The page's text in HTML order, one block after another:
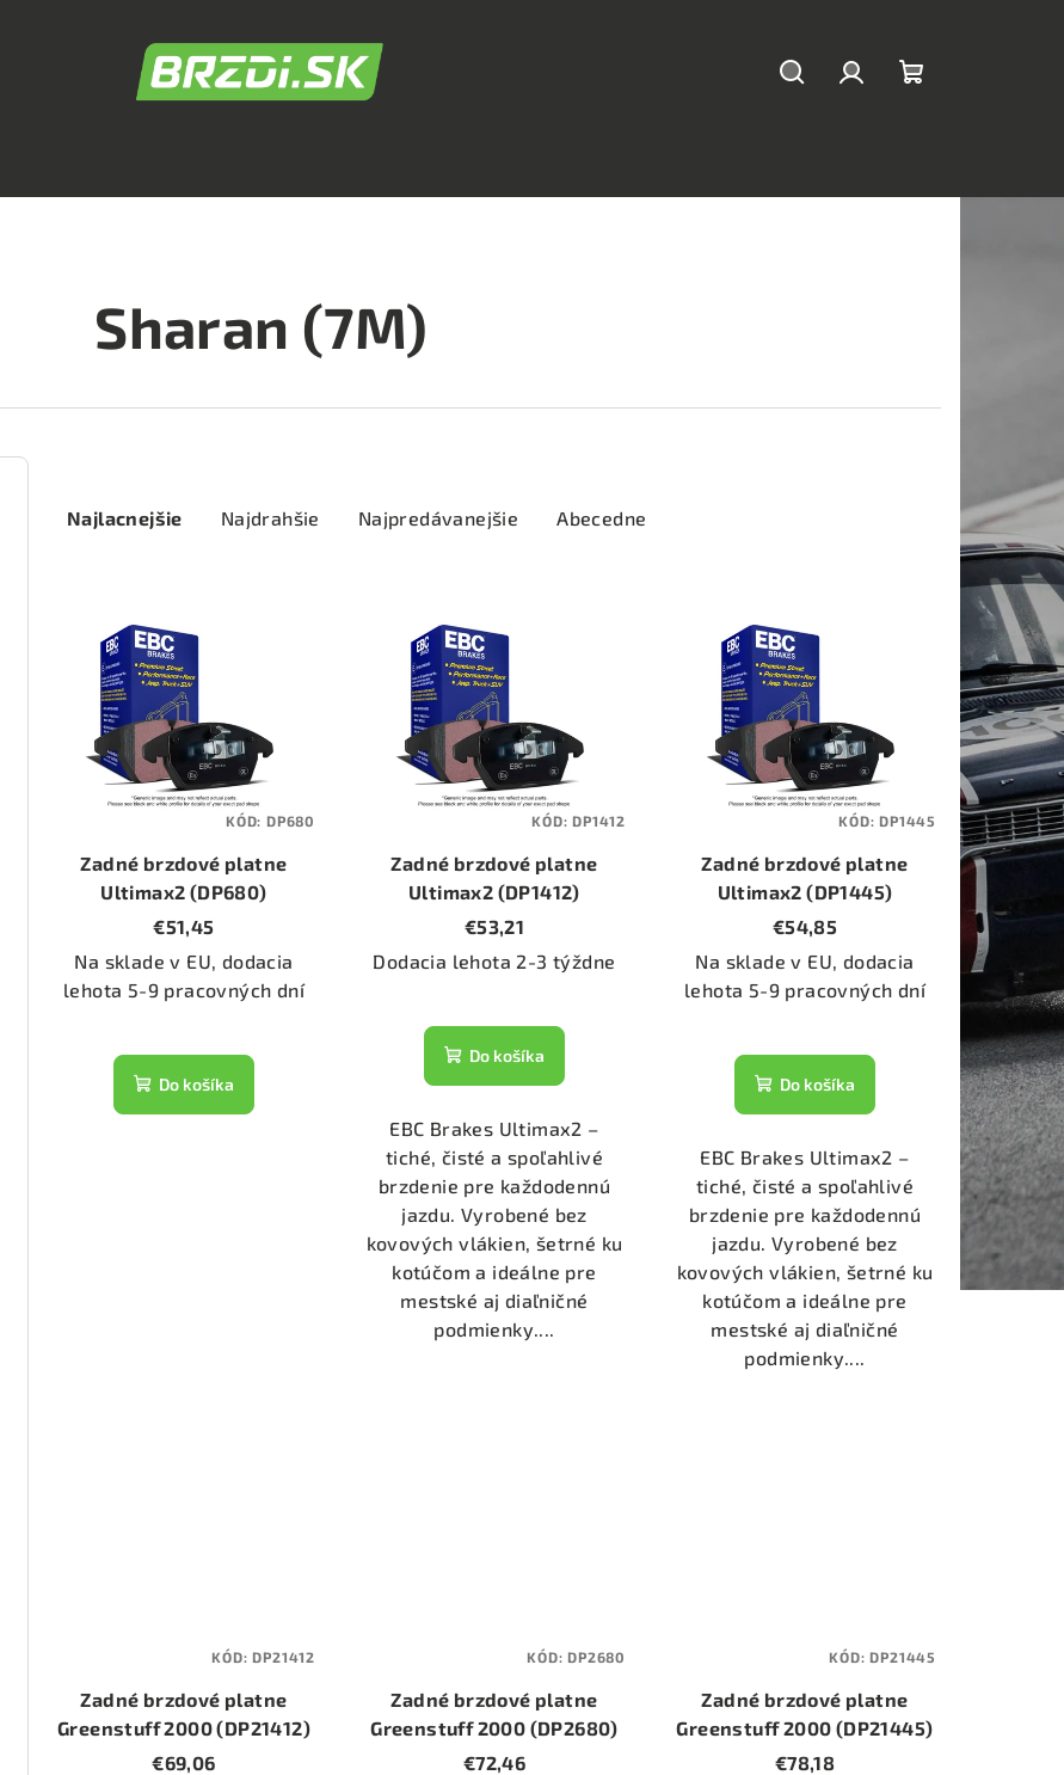
Sharan (7M)
a
u
Najlacnejšie Najdrahšie Najpredávanejšie Abecedne
d
Zadné brzdové platne
Ultimax2 (DP680)
€51,45
Na sklade v EU, dodacia
lehota 5-9 pracovných dní
Do košíka
KÓD: DP680
Zadné brzdové platne
Ultimax2 (DP1412)
€53,21
Dodacia lehota 2-3 týždne
Do košíka
EBC Brakes Ultimax2 –
tiché, čisté a spoľahlivé
brzdenie pre každodennú
jazdu. Vyrobené bez
kovových vlákien, šetrné ku
kotúčom a ideálne pre
mestské aj diaľničné
podmienky....
KÓD:DP1412
Zadné brzdové platne
Ultimax2 (DP1445)
€54,85
Na sklade v EU, dodacia
lehota 5-9 pracovných dní
Do košíka
EBC Brakes Ultimax2 –
tiché, čisté a spoľahlivé
brzdenie pre každodennú
jazdu. Vyrobené bez
kovových vlákien, šetrné ku
kotúčom a ideálne pre
mestské aj diaľničné
podmienky....
KÓD:DP1445
Zadné brzdové platne
Greenstuff 2000 (DP21412)
€69,06
KÓD:DP21412
Zadné brzdové platne
Greenstuff 2000 (DP2680)
€72,46
KÓD:DP2680
Zadné brzdové platne
Greenstuff 2000 (DP21445)
€78,18
KÓD:DP21445